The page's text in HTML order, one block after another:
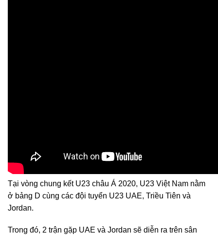
Tại vòng chung kết U23 châu Á 2020, U23 Việt Nam nằm
ở bảng D cùng các đội tuyển U23 UAE, Triều Tiên và
Jordan.
Trong đó, 2 trận gặp UAE và Jordan sẽ diễn ra trên sân